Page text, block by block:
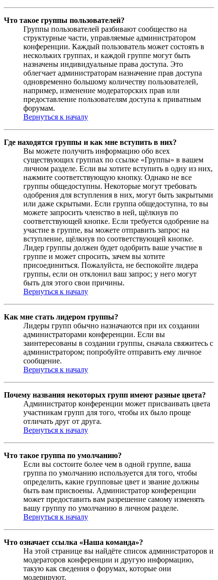
Что такое группы пользователей?
Группы пользователей разбивают сообщество на
структурные части, управляемые администратором
конференции. Каждый пользователь может состоять в
нескольких группах, и каждой группе могут быть
назначены индивидуальные права доступа. Это
облегчает администраторам назначение прав доступа
одновременно большому количеству пользователей,
например, изменение модераторских прав или
предоставление пользователям доступа к приватным
форумам.
Вернуться к началу
Где находятся группы и как мне вступить в них?
Вы можете получить информацию обо всех
существующих группах по ссылке «Группы» в вашем
личном разделе. Если вы хотите вступить в одну из них,
нажмите соответствующую кнопку. Однако не все
группы общедоступны. Некоторые могут требовать
одобрения для вступления в них, могут быть закрытыми
или даже скрытыми. Если группа общедоступна, то вы
можете запросить членство в ней, щёлкнув по
соответствующей кнопке. Если требуется одобрение на
участие в группе, вы можете отправить запрос на
вступление, щёлкнув по соответствующей кнопке.
Лидер группы должен будет одобрить ваше участие в
группе и может спросить, зачем вы хотите
присоединиться. Пожалуйста, не беспокойте лидера
группы, если он отклонил ваш запрос; у него могут
быть для этого свои причины.
Вернуться к началу
Как мне стать лидером группы?
Лидеры групп обычно назначаются при их создании
администраторами конференции. Если вы
заинтересованы в создании группы, сначала свяжитесь с
администратором; попробуйте отправить ему личное
сообщение.
Вернуться к началу
Почему названия некоторых групп имеют разные цвета?
Администратор конференции может присваивать цвета
участникам групп для того, чтобы их было проще
отличать друг от друга.
Вернуться к началу
Что такое группа по умолчанию?
Если вы состоите более чем в одной группе, ваша
группа по умолчанию используется для того, чтобы
определить, какие групповые цвет и звание должны
быть вам присвоены. Администратор конференции
может предоставить вам разрешение самому изменять
вашу группу по умолчанию в личном разделе.
Вернуться к началу
Что означает ссылка «Наша команда»?
На этой странице вы найдёте список администраторов и
модераторов конференции и другую информацию,
такую как сведения о форумах, которые они
модерируют.